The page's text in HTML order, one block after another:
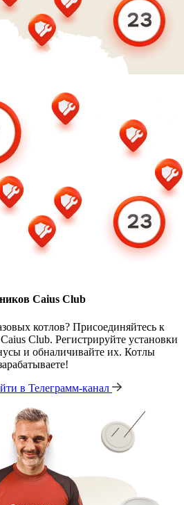
Caius Club
котлов? Присоединяйтесь к
Club. Регистрируйте установки
и обналичивайте их. Котлы
в Телеграмм-канал